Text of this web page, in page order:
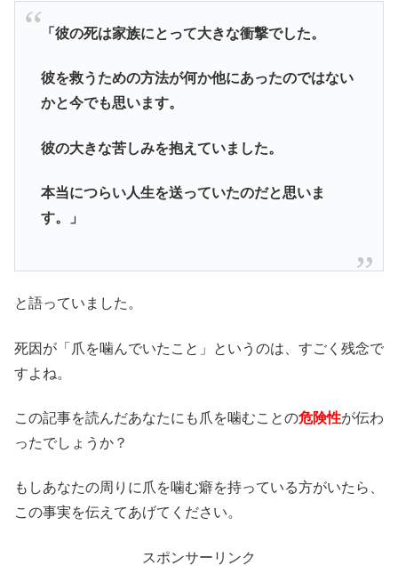
「彼の死は家族にとって大きな衝撃でした。
彼を救うための方法が何か他にあったのではない
かと今でも思います。
彼の大きな苦しみを抱えていました。
本当につらい人生を送っていたのだと思いま
す。」
と語っていました。
死因が「爪を噛んでいたこと」というのは、すごく残念で
すよね。
この記事を読んだあなたにも爪を噛むことの危険性が伝わ
ったでしょうか？
もしあなたの周りに爪を噛む癖を持っている方がいたら、
この事実を伝えてあげてください。
スポンサーリンク